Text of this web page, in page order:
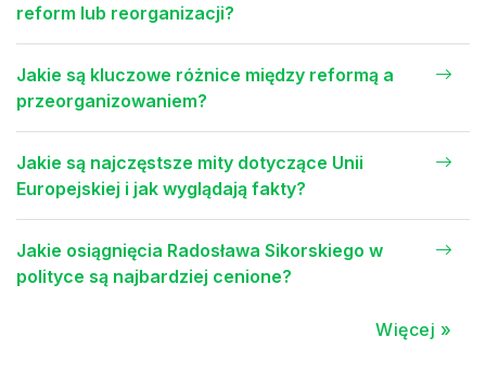
reform lub reorganizacji?
Jakie są kluczowe różnice między reformą a
przeorganizowaniem?
Jakie są najczęstsze mity dotyczące Unii
Europejskiej i jak wyglądają fakty?
Jakie osiągnięcia Radosława Sikorskiego w
polityce są najbardziej cenione?
Więcej »